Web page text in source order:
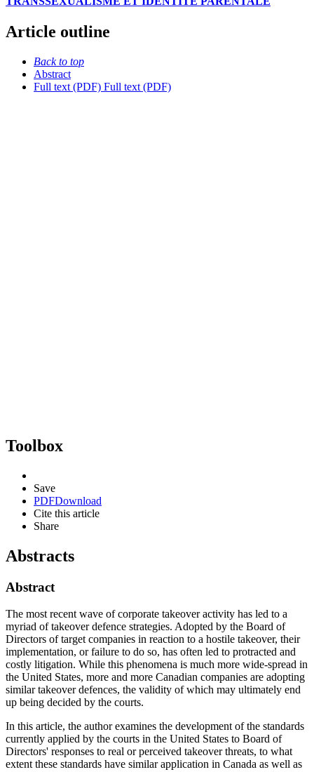
Article outline
Back to top
Abstract
Full text (PDF) Full text (PDF)
Toolbox
Save
PDFDownload
Cite this article
Share
Abstracts
Abstract
The most recent wave of corporate takeover activity has led to a
myriad of takeover defence strategies. Adopted by the Board of
Directors of target companies in reaction to a hostile takeover, their
implementation, or failure to do so, has often led to protracted and
costly litigation. While this phenomena is much more wide-spread in
the United States, more and more Canadian companies are adopting
similar takeover defences, the validity of which may ultimately end
up being decided by the courts.
In this article, the author examines the development of the standards
currently applied by the courts in the United States to Board of
Directors' responses to real or perceived takeover threats, to what
extent these standards have similar application in Canada as well as